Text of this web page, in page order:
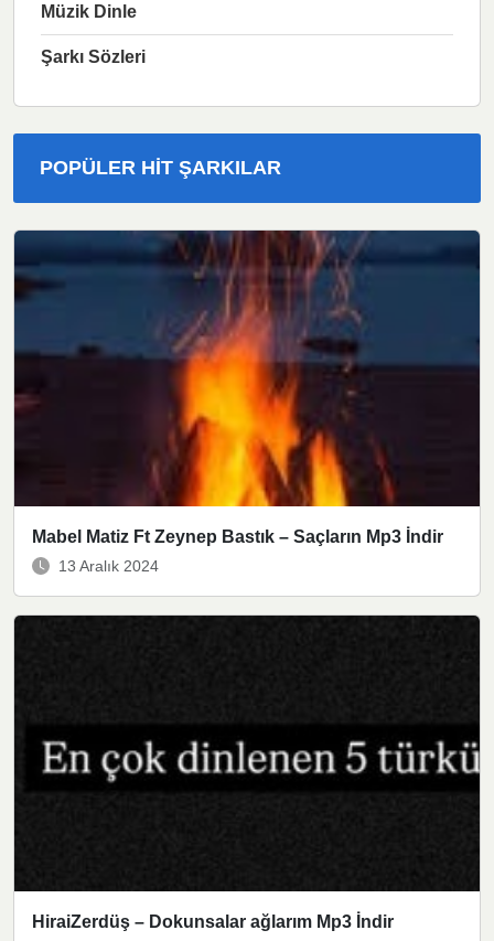
Müzik Dinle
Şarkı Sözleri
POPÜLER HIT ŞARKILAR
Mabel Matiz Ft Zeynep Bastık – Saçların Mp3 İndir
13 Aralık 2024
HiraiZerdüş – Dokunsalar ağlarım Mp3 İndir